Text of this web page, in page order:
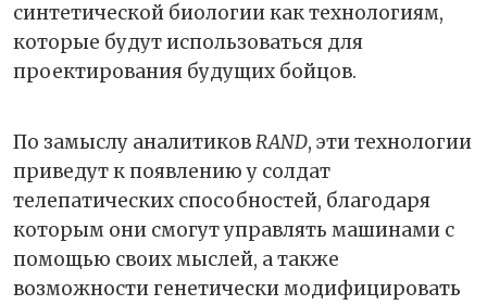
синтетической биологии как технологиям,
которые будут использоваться для
проектирования будущих бойцов.
По замыслу аналитиковRAND, эти технологии
приведут к появлению у солдат
телепатических способностей, благодаря
которым они смогут управлять машинами с
помощью своих мыслей, а также
возможности генетически модифицировать